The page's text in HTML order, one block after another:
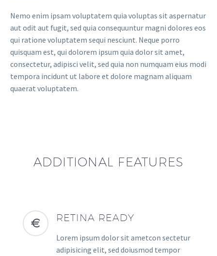
Nemo enim ipsam voluptatem quia voluptas sit aspernatur
aut odit aut fugit, sed quia consequuntur magni dolores eos
qui ratione voluptatem sequi nesciunt. Neque porro
quisquam est, qui dolorem ipsum quia dolor sit amet,
consectetur, adipisci velit, sed quia non numquam eius modi
tempora incidunt ut labore et dolore magnam aliquam
quaerat voluptatem.
ADDITIONAL FEATURES
RETINA READY
Lorem ipsum dolor sit ametcon sectetur
adipisicing elit, sed doiusmod tempor